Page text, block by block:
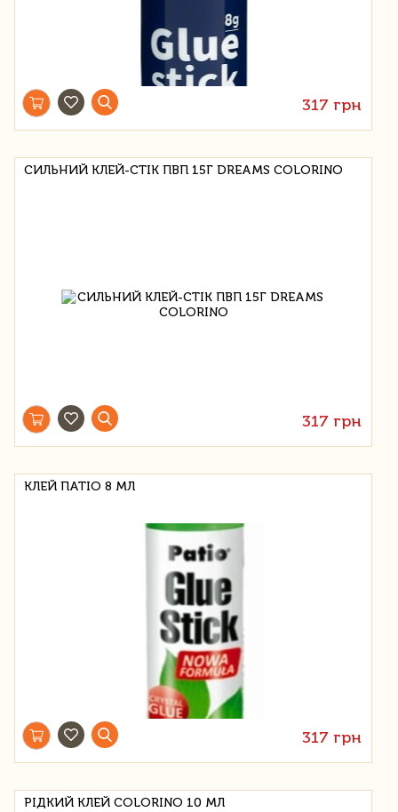
317 грн
СИЛЬНИЙ КЛЕЙ-СТІК ПВП 15Г DREAMS COLORINO
317 грн
КЛЕЙ ПАТІО 8 МЛ
317 грн
РІДКИЙ КЛЕЙ COLORINO 10 МЛ